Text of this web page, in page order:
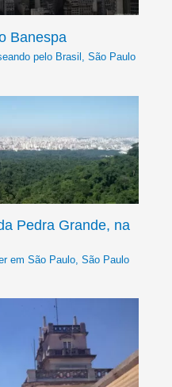
Banespa
pelo Brasil São Paulo
Pedra Grande, na
em São Paulo, São Paulo